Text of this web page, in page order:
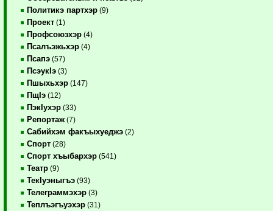
Политикэ партхэр (9)
Проект (1)
Профсоюзхэр (4)
Псалъэжьхэр (4)
Псапэ (57)
ПсэукIэ (3)
Пшыхьхэр (147)
ПщIэ (12)
ПэкIухэр (33)
Репортаж (7)
Сабийхэм факъыхуеджэ (2)
Спорт (28)
Спорт хъыбархэр (541)
Театр (9)
ТекIуэныгъэ (93)
Телеграммэхэр (3)
Теплъэгъуэхэр (31)